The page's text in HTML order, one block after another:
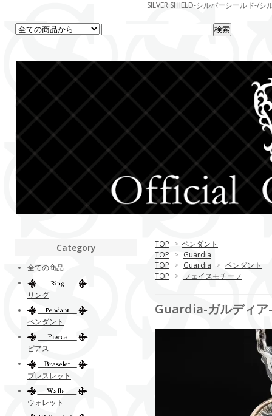
SILVER SHIELD-シルバーシールド-/
TOP > ペンダント
TOP > Guardia
TOP > Guardia > ペンダント
TOP > フェイスモチーフ
Guardia-ガルディア
Category
全ての商品
リング
ペンダント
ピアス
ブレスレット
ウォレット